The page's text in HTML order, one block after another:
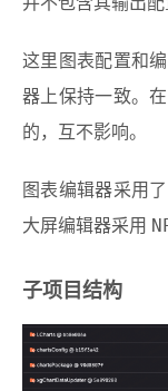
这里图表配置和
器上保持一致。
的，互不影响。
图表编辑器采用
大屏编辑器采用
子项目结构